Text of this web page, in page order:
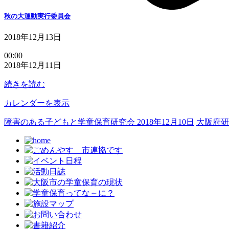
秋の大運動実行委員会
2018年12月13日
秋
の
運
動
実
行
00:00
2018年12月11日
続きを読む
カレンダーを表示
障害のある子どもと学童保育研究会 2018年12月10日 大阪府